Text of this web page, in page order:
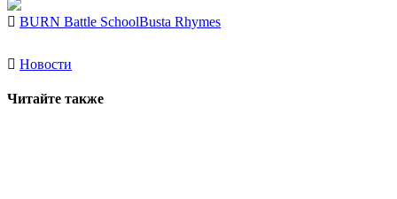
BURN Battle SchoolBusta Rhymes
Новости
Читайте также